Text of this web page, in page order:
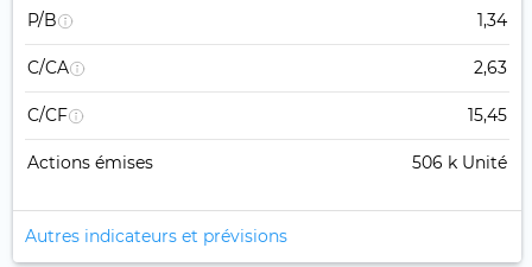
P/B 1,34
C/CA 2,63
C/CF 15,45
Actions émises 506 k Unité
Autres indicateurs et prévisions